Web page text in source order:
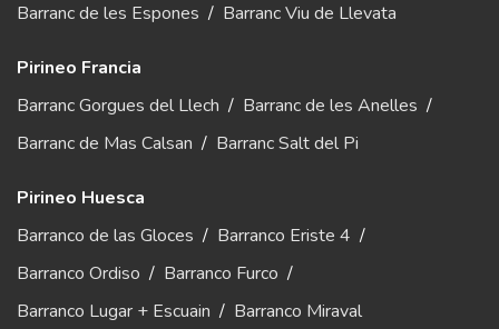
Barranc de les Espones / Barranc Viu de Llevata
Pirineo Francia
Barranc Gorgues del Llech / Barranc de les Anelles /
Barranc de Mas Calsan / Barranc Salt del Pi
Pirineo Huesca
Barranco de las Gloces / Barranco Eriste 4 /
Barranco Ordiso / Barranco Furco /
Barranco Lugar + Escuain / Barranco Miraval